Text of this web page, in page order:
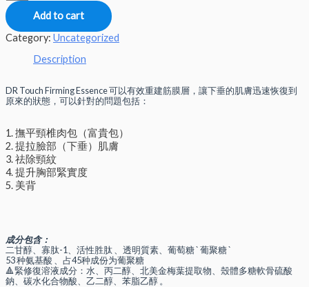
Add to cart
Category: Uncategorized
Description
DR Touch Firming Essence 可以有效重建筋膜層，讓下垂的肌膚迅速恢復到
原來的狀態，可以針對的問題包括：
1. 撫平頸椎肉包（富貴包）
2. 提拉臉部（下垂）肌膚
3. 祛除頸紋
4. 提升胸部緊實度
5. 美背
成分包含：
二甘醇、寡肽-1、活性胜肽 、透明質素、葡萄糖 ` 葡聚糖 `
53 种氨基酸 、占45种成份为葡聚糖
🔺緊修復溶液成分：水、丙二醇、北美金梅葉提取物、殼體多糖軟骨硫酸
鈉、碳水化合物酸、乙二醇、苯脂乙醇 。